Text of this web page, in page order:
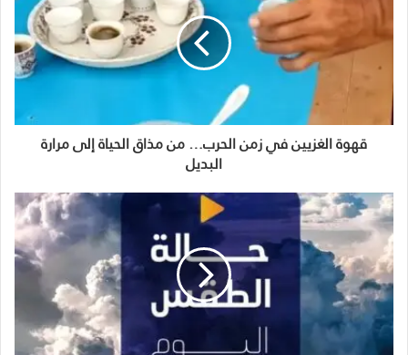
قهوة الغزيين في زمن الحرب… من مذاق الحياة إلى مرارة
البديل